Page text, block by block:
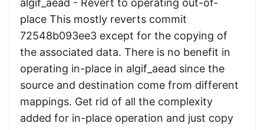
algif_aead - Revert to operating out-of-
place This mostly reverts commit
72548b093ee3 except for the copying of
the associated data. There is no benefit in
operating in-place in algif_aead since the
source and destination come from different
mappings. Get rid of all the complexity
added for in-place operation and just copy